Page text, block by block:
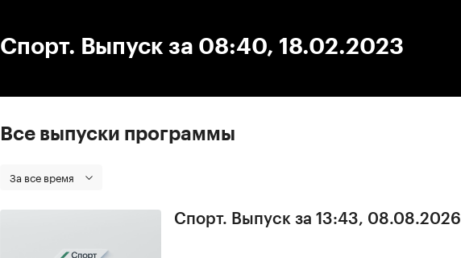
Спорт. Выпуск за 08:40, 18.02.2023
Все выпуски программы
За все время
Спорт. Выпуск за 13:43, 08.08.2026